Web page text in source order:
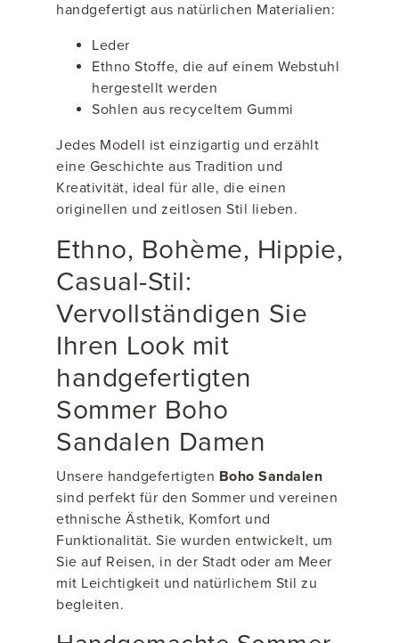
handgefertigt aus natürlichen Materialien:
Leder
Ethno Stoffe, die auf einem Webstuhl
hergestellt werden
Sohlen aus recyceltem Gummi
Jedes Modell ist einzigartig und erzählt
eine Geschichte aus Tradition und
Kreativität, ideal für alle, die einen
originellen und zeitlosen Stil lieben.
Ethno, Bohème, Hippie,
Casual-Stil:
Vervollständigen Sie
Ihren Look mit
handgefertigten
Sommer Boho
Sandalen Damen
Unsere handgefertigten Boho Sandalen
sind perfekt für den Sommer und vereinen
ethnische Ästhetik, Komfort und
Funktionalität. Sie wurden entwickelt, um
Sie auf Reisen, in der Stadt oder am Meer
mit Leichtigkeit und natürlichem Stil zu
begleiten.